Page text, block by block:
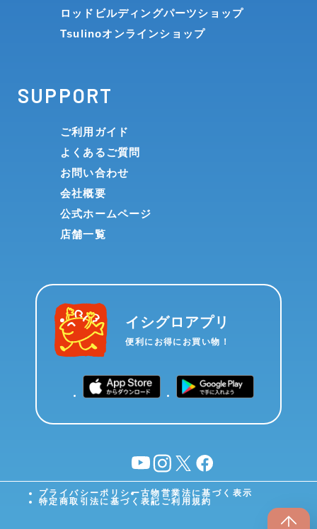
ロッドビルディングパーツショップ
Tsulinoオンラインショップ
SUPPORT
ご利用ガイド
よくあるご質問
お問い合わせ
会社概要
公式ホームページ
店舗一覧
イシグロアプリ
便利にお得にお買い物！
YouTubeinstagram
X facebook
プライバシーポリシー古物営業法に基づく表示
特定商取引法に基づく表記 ご利用規約